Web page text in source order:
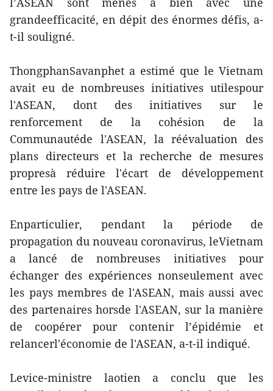
grandeefficacité, en dépit des énormes défis, a-
t-il souligné.
ThongphanSavanphet a estimé que le Vietnam
avait eu de nombreuses initiatives utilespour
l'ASEAN, dont des initiatives sur le
renforcement de la cohésion de la
Communautéde l'ASEAN, la réévaluation des
plans directeurs et la recherche de mesures
propresà réduire l'écart de développement
entre les pays de l'ASEAN.
Enparticulier, pendant la période de
propagation du nouveau coronavirus, leVietnam
a lancé de nombreuses initiatives pour
échanger des expériences nonseulement avec
les pays membres de l'ASEAN, mais aussi avec
des partenaires horsde l'ASEAN, sur la manière
de coopérer pour contenir l’épidémie et
relancerl'économie de l'ASEAN, a-t-il indiqué.
Levice-ministre laotien a conclu que les